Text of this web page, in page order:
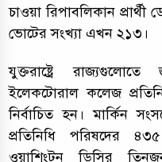
চাওয়া রিপাবলিকান
ভোটের সংখ্যা এখন ২১৩।
যুক্তরাষ্ট্রে
ইলেকটোরাল কলেজ
নির্বাচিত হন। মার্কিন
প্রতিনিধি পরিষদের
ওয়াশিংটন ডিসির